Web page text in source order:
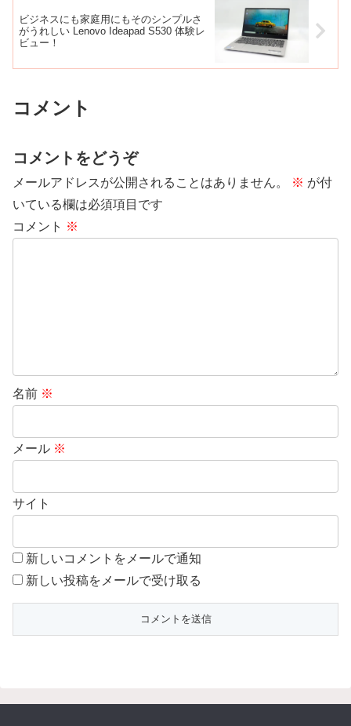
ビジネスにも家庭用にもそのシンプルさ
がうれしい Lenovo Ideapad S530 体験レ
ビュー！
コメント
コメントをどうぞ
メールアドレスが公開されることはありません。 ※ が付
いている欄は必須項目です
コメント ※
名前 ※
メール ※
サイト
新しいコメントをメールで通知
新しい投稿をメールで受け取る